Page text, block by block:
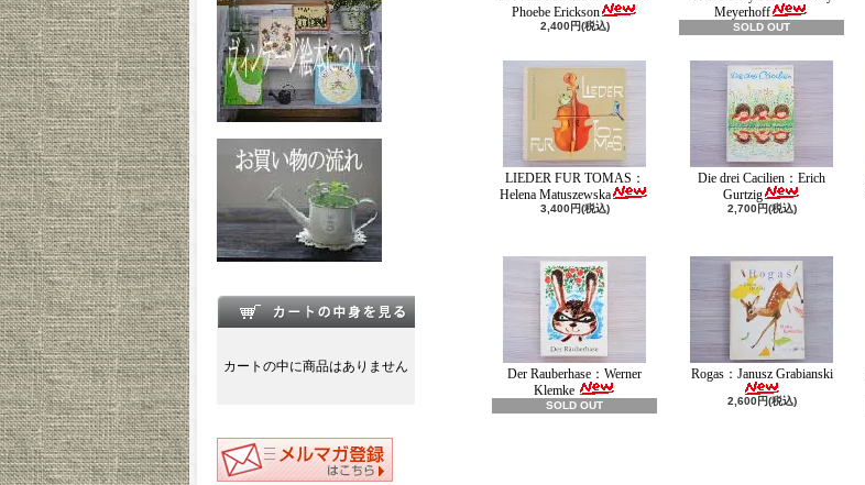
カートの中に商品はありません
Phoebe Erickson
2,400円(税込)
Meyerhoff
SOLD OUT
LIEDER FUR TOMAS：
Helena Matuszewska
3,400円(税込)
Die drei Cacilien：Erich
Gurtzig
2,700円(税込)
Der Rauberhase：Werner
Klemke
SOLD OUT
Rogas：Janusz Grabianski
2,600円(税込)